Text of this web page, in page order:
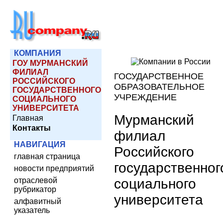
КОМПАНИЯ
ГОУ МУРМАНСКИЙ
ФИЛИАЛ
РОССИЙСКОГО
ГОСУДАРСТВЕННОГО
СОЦИАЛЬНОГО
УНИВЕРСИТЕТА
Главная
Контакты
НАВИГАЦИЯ
главная страница
новости предприятий
отраслевой
рубрикатор
алфавитный
указатель
ГОСУДАРСТВЕННОЕ
ОБРАЗОВАТЕЛЬНОЕ
УЧРЕЖДЕНИЕ
Мурманский
филиал
Российского
социального
университета